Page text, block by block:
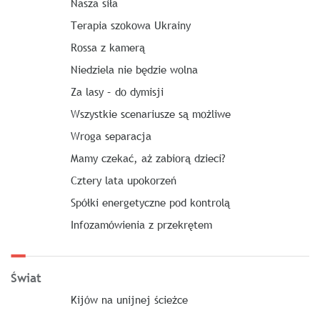
Terapia szokowa Ukrainy
Rossa z kamerą
Niedziela nie będzie wolna
Za lasy – do dymisji
Wszystkie scenariusze są możliwe
Wroga separacja
Mamy czekać, aż zabiorą dzieci?
Cztery lata upokorzeń
Spółki energetyczne pod kontrolą
Infozamówienia z przekrętem
Świat
Kijów na unijnej ścieżce